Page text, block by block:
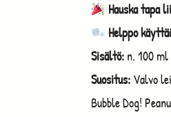
Hauska tapa
Helppo
Sisältö: n. 100
Suositus: Valvo
Bubble Dog!